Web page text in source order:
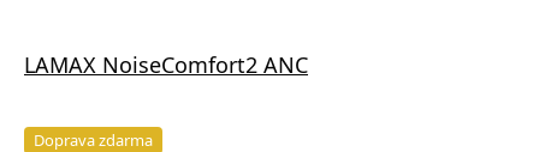
LAMAX NoiseComfort2 ANC
Doprava zdarma